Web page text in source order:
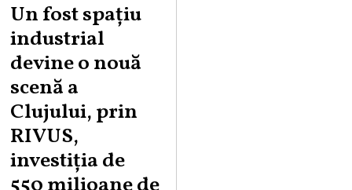
Un fost spațiu
industrial
devine o nouă
scenă a
Clujului, prin
RIVUS,
investiția de